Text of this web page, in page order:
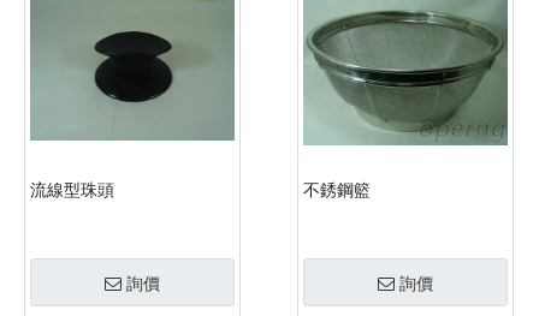
流線型珠頭
詢價
不銹鋼籃
詢價